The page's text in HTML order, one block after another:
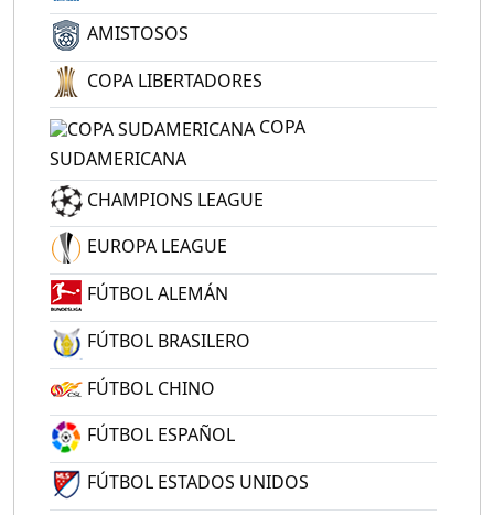
AMISTOSOS
COPA LIBERTADORES
COPA
SUDAMERICANA
CHAMPIONS LEAGUE
EUROPA LEAGUE
FÚTBOL ALEMÁN
FÚTBOL BRASILERO
FÚTBOL CHINO
FÚTBOL ESPAÑOL
FÚTBOL ESTADOS UNIDOS